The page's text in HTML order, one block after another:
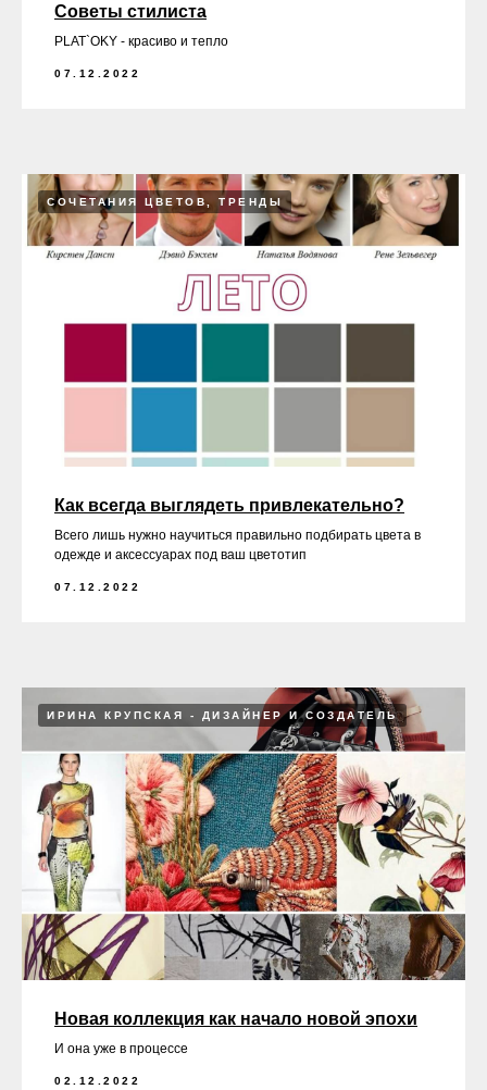
Советы стилиста
PLAT`OKY - красиво и тепло
07.12.2022
СОЧЕТАНИЯ ЦВЕТОВ, ТРЕНДЫ
Как всегда выглядеть привлекательно?
Всего лишь нужно научиться правильно подбирать цвета в
одежде и аксессуарах под ваш цветотип
07.12.2022
ИРИНА КРУПСКАЯ - ДИЗАЙНЕР И СОЗДАТЕЛЬ
Новая коллекция как начало новой эпохи
И она уже в процессе
02.12.2022